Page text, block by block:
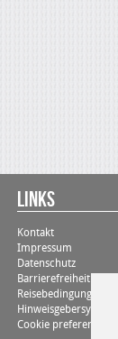
Links
Kontakt
Impressum
Datenschutz
Barrierefreiheit
Reisebedingungen
Hinweisgebersystem
Cookie preferences